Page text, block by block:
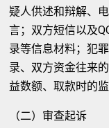
疑人供述和辩解、
言；双方短信以及
录等信息材料；犯
录、双方资金往来
益数额、取款时的
（二）审查起诉